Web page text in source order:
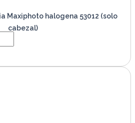
Maxiphoto halogena 53012 (solo
cabezal)